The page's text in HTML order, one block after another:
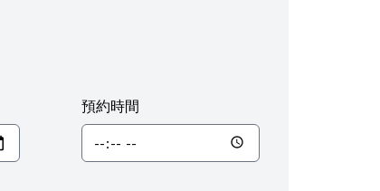
預約時間